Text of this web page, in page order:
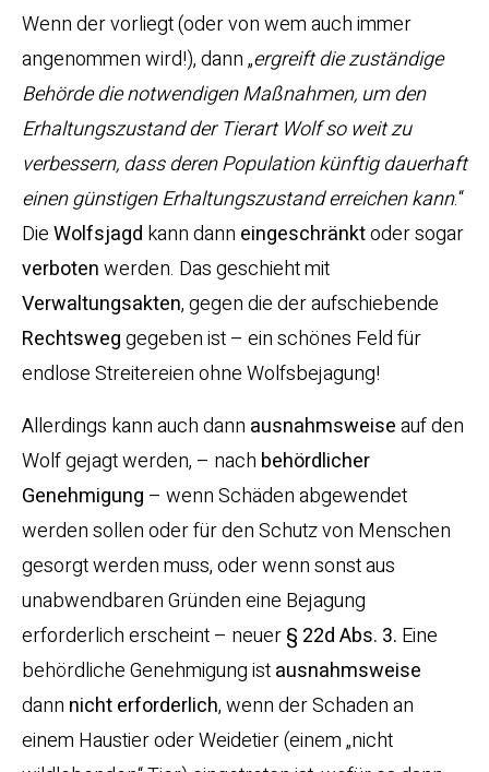
Wenn der vorliegt (oder von wem auch immer
angenommen wird!), dann „ergreift die zuständige
Behörde die notwendigen Maßnahmen, um den
Erhaltungszustand der Tierart Wolf so weit zu
verbessern, dass deren Population künftig dauerhaft
einen günstigen Erhaltungszustand erreichen kann.“
DieWolfsjagd kann dann eingeschränktoder sogar
verbotenwerden. Das geschieht mit
Verwaltungsakten, gegen die der aufschiebende
Rechtsweggegeben ist – ein schönes Feld für
endlose Streitereien ohne Wolfsbejagung!
Allerdings kann auch dann ausnahmsweiseauf den
Wolf gejagt werden, – nach behördlicher
Genehmigung – wenn Schäden abgewendet
werden sollen oder für den Schutz von Menschen
gesorgt werden muss, oder wenn sonst aus
unabwendbaren Gründen eine Bejagung
erforderlich erscheint – neuer§ 22d Abs. 3. Eine
behördliche Genehmigung istausnahmsweise
dann nicht erforderlich, wenn der Schaden an
einem Haustier oder Weidetier (einem „nicht